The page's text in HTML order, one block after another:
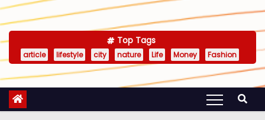
Top Tags
article lifestyle city nature Life Money Fashion